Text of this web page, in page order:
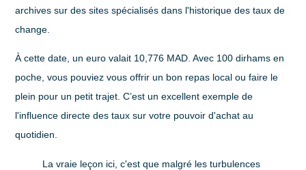
archives sur des sites spécialisés dans l'historique des taux de
change.
À cette date, un euro valait 10,776 MAD. Avec 100 dirhams en
poche, vous pouviez vous offrir un bon repas local ou faire le
plein pour un petit trajet. C’est un excellent exemple de
l'influence directe des taux sur votre pouvoir d'achat au
quotidien.
La vraie leçon ici, c'est que malgré les turbulences